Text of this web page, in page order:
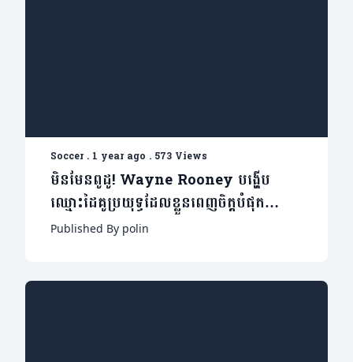
Soccer. 1 year ago . 573 Views
មិនមែនពូដូ! Wayne Rooney បង្ហើប
ឈ្មោះដៃគូប្រយុទ្ធដែលខ្លួនពេញចិត្តបំផុត
(មាន២វីដេអូ)
Published By polin